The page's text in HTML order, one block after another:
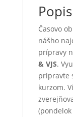
Popis
Časovo
nášho
prípravy
& VJS.
pripravte
kurzom.
(pondelok